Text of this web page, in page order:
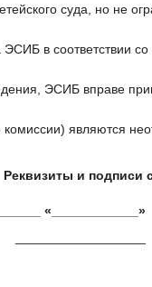
суда, но не
в соответствии
ЭСИБ вправе
являются
Реквизиты и подписи
«____________»